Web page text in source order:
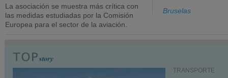
La asociación se muestra más crítica con
las medidas estudiadas por la Comisión
Europea para el sector de la aviación.
Bruselas
TRANSPORTE